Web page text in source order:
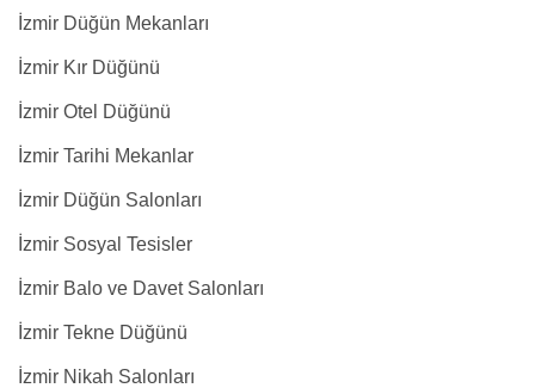
İzmir Düğün Mekanları
İzmir Kır Düğünü
İzmir Otel Düğünü
İzmir Tarihi Mekanlar
İzmir Düğün Salonları
İzmir Sosyal Tesisler
İzmir Balo ve Davet Salonları
İzmir Tekne Düğünü
İzmir Nikah Salonları